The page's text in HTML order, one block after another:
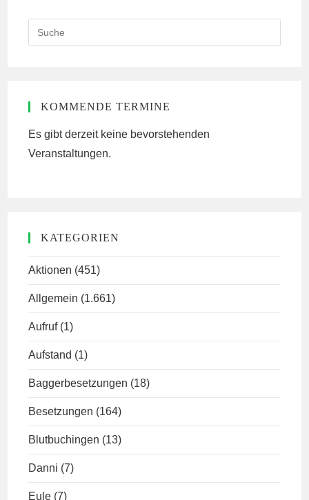
this
KOMMENDE TERMINE
Es gibt derzeit keine bevorstehenden
Veranstaltungen.
KATEGORIEN
Aktionen (451)
Allgemein (1.661)
Aufruf (1)
Aufstand (1)
Baggerbesetzungen (18)
Besetzungen (164)
Blutbuchingen (13)
Danni (7)
Eule (7)